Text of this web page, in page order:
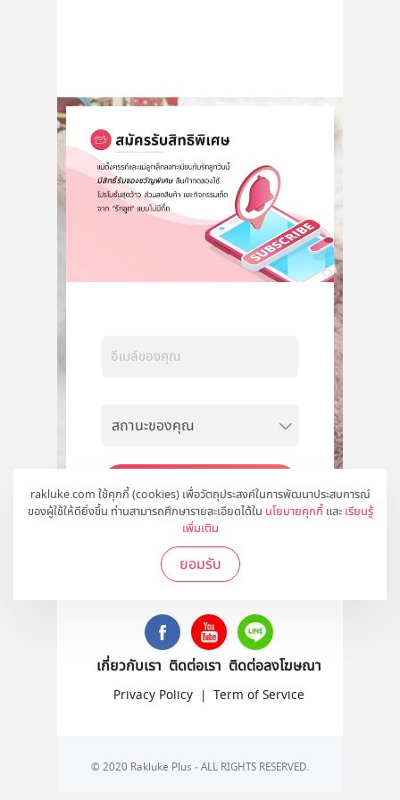
rakluke.com ใช้คุกกี้ (cookies) เพื่อวัตถุประสงค์ในการพัฒนาประสบการณ์
ของผู้ใช้ให้ดียิ่งขึ้น ท่านสามารถศึกษารายละเอียดได้ใน นโยบายคุกกี้ และ เรียนรู้
เพิ่มเติม
ยอมรับ
สมัคร
ติดตามเราได้ที่
เกี่ยวกับเรา ติดต่อเรา ติดต่อลงโฆษณา
Privacy Policy | Term of Service
© 2020 Rakluke Plus - ALL RIGHTS RESERVED.